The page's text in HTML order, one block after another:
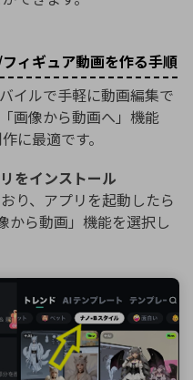
ィギュア動画を作る手順
イルで手軽に動画編集で
画像から動画へ」機能
に最適です。
をインストール
り、アプリを起動したら
から動画」機能を選択し